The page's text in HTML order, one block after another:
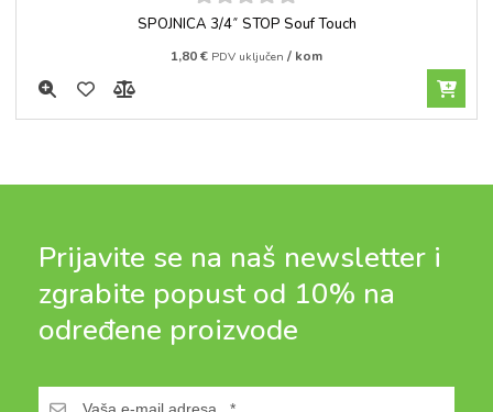
5 out of
SPOJNICA 3/4˝ STOP Souf Touch
1,80€ PDV uključen / kom
Prijavite se na naš newsletter i
zgrabite popust od 10% na
određene proizvode